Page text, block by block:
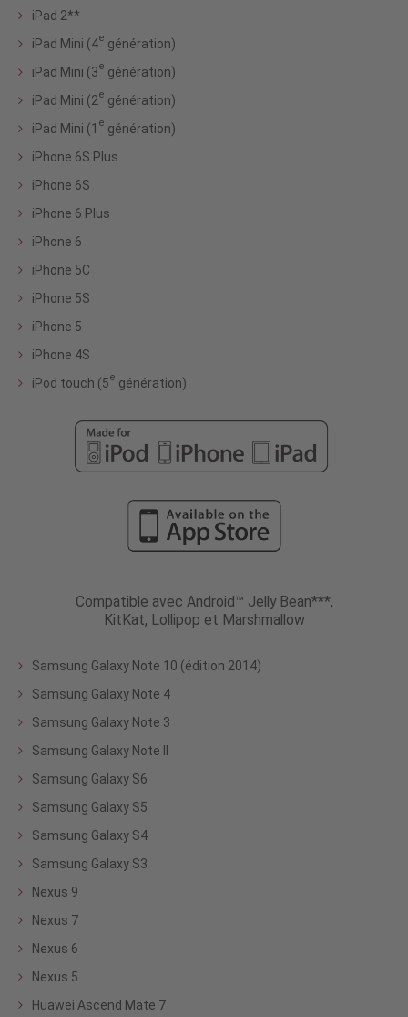
iPad 2**
iPad Mini (4e génération)
iPad Mini (3e génération)
iPad Mini (2e génération)
iPad Mini (1 e génération)
iPhone 6S Plus
iPhone 6S
iPhone 6 Plus
iPhone 6
iPhone 5C
iPhone 5S
iPhone 5
iPhone 4S
iPod touch (5e génération)
Compatible avec Android™ Jelly Bean***,
KitKat, Lollipop et Marshmallow
Samsung Galaxy Note 10 (édition 2014)
Samsung Galaxy Note 4
Samsung Galaxy Note 3
Samsung Galaxy Note II
Samsung Galaxy S6
Samsung Galaxy S5
Samsung Galaxy S4
Samsung Galaxy S3
Nexus 9
Nexus 7
Nexus 6
Nexus 5
Huawei Ascend Mate 7